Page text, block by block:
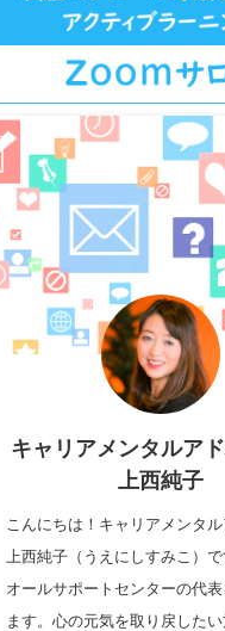
キャリアメンタルア
上西純子
こんにちは！キャリアメンタ
上西純子（うえにしすみこ）
オールサポートセンターの代
ます。心の元気を取り戻した